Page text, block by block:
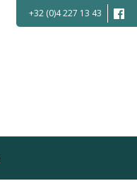
+32 (0)4 227 13 43